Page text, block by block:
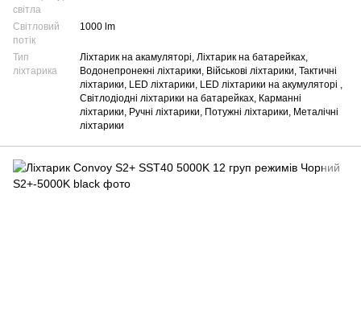
світла
Світловий
потік
1000 lm
Тип
ліхтарика
Ліхтарик на акамуляторі, Ліхтарик на батарейках,
Водонепронекні ліхтарики, Військові ліхтарики, Тактичні
ліхтарики, LED ліхтарики, LED ліхтарики на акумуляторі ,
Світлодіодні ліхтарики на батарейках, Карманні
ліхтарики, Ручні ліхтарики, Потужні ліхтарики, Металічні
ліхтарики